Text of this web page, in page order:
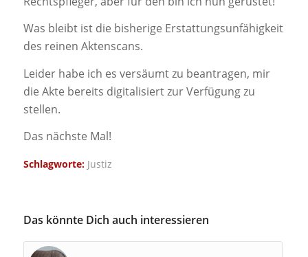
Was bleibt ist die bisherige Erstattungsunfähigkeit
des reinen Aktenscans.
Leider habe ich es versäumt zu beantragen, mir
die Akte bereits digitalisiert zur Verfügung zu
stellen.
Das nächste Mal!
Schlagworte: Justiz
Das könnte Dich auch interessieren